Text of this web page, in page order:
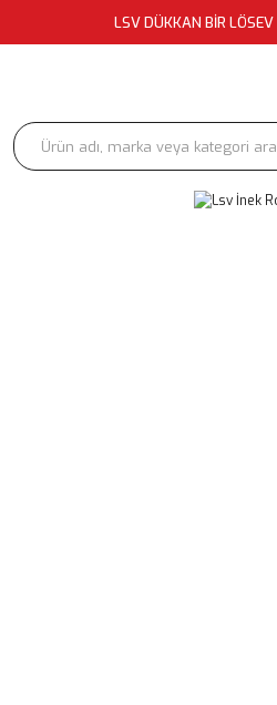
LSV DÜKKAN BİR